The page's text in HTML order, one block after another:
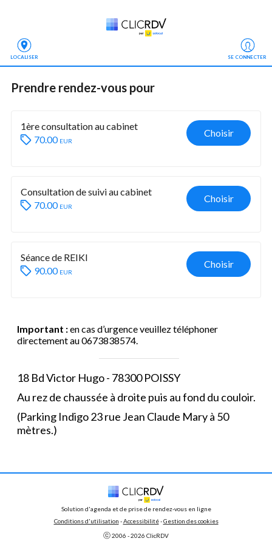
LOCALISER SE CONNECTER
Prendre rendez-vous pour
Choisir
1ère consultation au cabinet
70.00 eur
Choisir
Consultation de suivi au cabinet
70.00 eur
Choisir
Séance de REIKI
90.00 eur
Important :en cas d’urgence veuillez téléphoner
directement au 0673838574.
18 Bd Victor Hugo - 78300 POISSY
Au rez de chaussée à droite puis au fond du couloir.
(Parking Indigo 23 rue Jean Claude Mary à 50
mètres.)
Solution d'agenda et de prise de rendez-vous en ligne
Conditions d'utilisation - Accessibilité - Gestion des cookies
ⓒ 2006 - 2026 ClicRDV